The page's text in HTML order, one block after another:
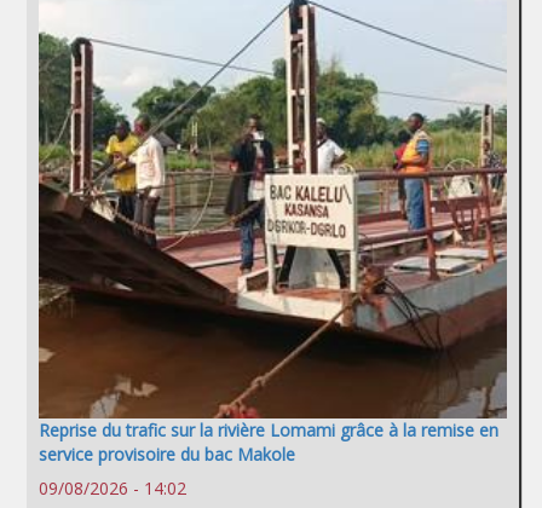
Reprise du trafic sur la rivière Lomami grâce à la remise en
service provisoire du bac Makole
09/08/2026 - 14:02